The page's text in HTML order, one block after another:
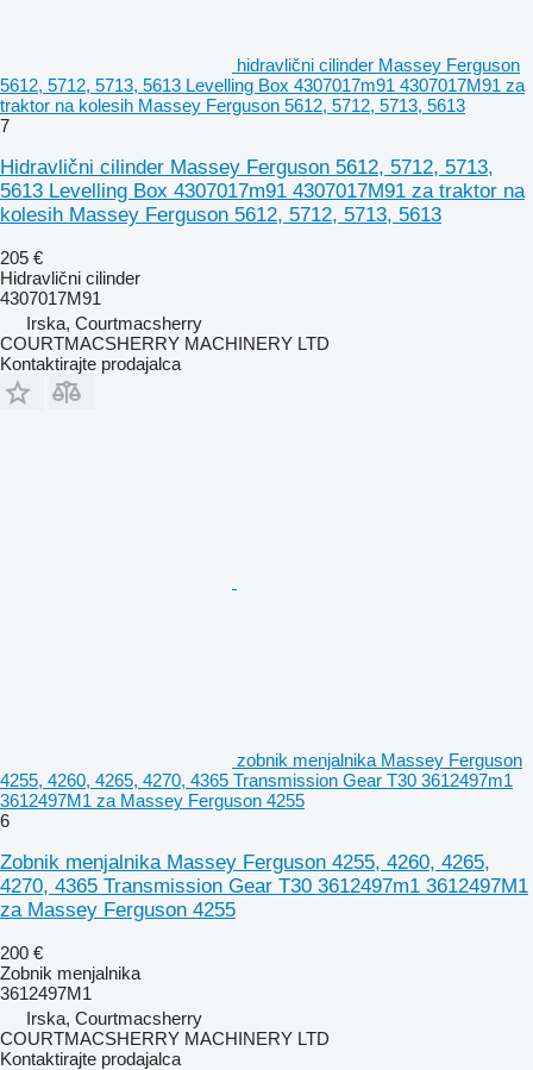
hidravlični cilinder Massey Ferguson
5612, 5712, 5713, 5613 Levelling Box 4307017m91 4307017M91 za
traktor na kolesih Massey Ferguson 5612, 5712, 5713, 5613
7
Hidravlični cilinder Massey Ferguson 5612, 5712, 5713,
5613 Levelling Box 4307017m91 4307017M91 za traktor na
kolesih Massey Ferguson 5612, 5712, 5713, 5613
205 €
Hidravlični cilinder
4307017M91
Irska, Courtmacsherry
COURTMACSHERRY MACHINERY LTD
Kontaktirajte prodajalca
zobnik menjalnika Massey Ferguson
4255, 4260, 4265, 4270, 4365 Transmission Gear T30 3612497m1
3612497M1 za Massey Ferguson 4255
6
Zobnik menjalnika Massey Ferguson 4255, 4260, 4265,
4270, 4365 Transmission Gear T30 3612497m1 3612497M1
za Massey Ferguson 4255
200 €
Zobnik menjalnika
3612497M1
Irska, Courtmacsherry
COURTMACSHERRY MACHINERY LTD
Kontaktirajte prodajalca